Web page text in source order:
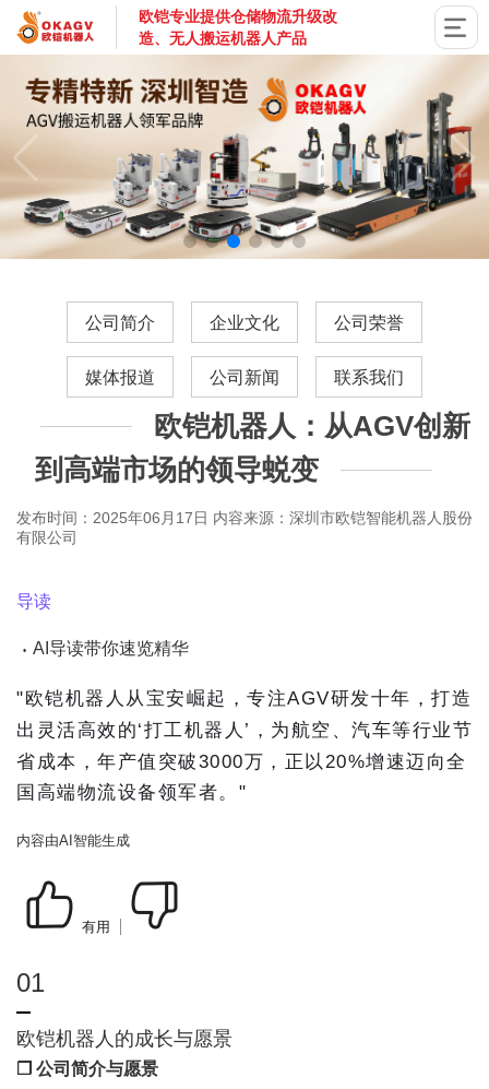
欧铠专业提供仓储物流升级改
造、无人搬运机器人产品
公司简介 企业文化 公司荣誉
媒体报道 公司新闻 联系我们
欧铠机器人：从AGV创新
到高端市场的领导蜕变
发布时间：2025年06月17日 内容来源：深圳市欧铠智能机器人股份
有限公司
导读
• AI导读带你速览精华
"欧铠机器人从宝安崛起，专注AGV研发十年，打造
出灵活高效的‘打工机器人’，为航空、汽车等行业节
省成本，年产值突破3000万，正以20%增速迈向全
国高端物流设备领军者。"
内容由AI智能生成
有用
01
欧铠机器人的成长与愿景
❒ 公司简介与愿景